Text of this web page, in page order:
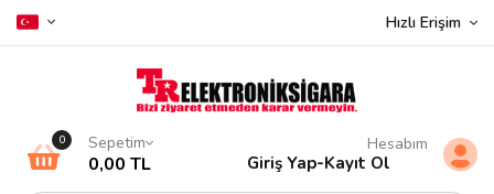
Hızlı Erişim
0 Sepetim
0,00 TL
Hesabım
Giriş Yap-Kayıt Ol